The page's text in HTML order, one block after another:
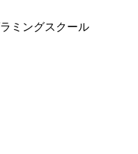
ミングスクール